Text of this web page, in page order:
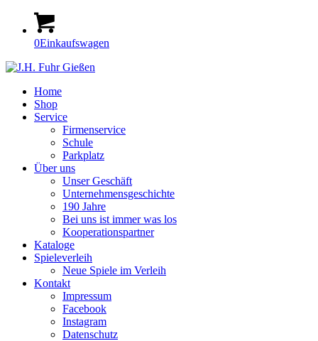
0Einkaufswagen
Home
Shop
Service
Firmenservice
Schule
Parkplatz
Über uns
Unser Geschäft
Unternehmensgeschichte
190 Jahre
Bei uns ist immer was los
Kooperationspartner
Kataloge
Spieleverleih
Neue Spiele im Verleih
Kontakt
Impressum
Facebook
Instagram
Datenschutz